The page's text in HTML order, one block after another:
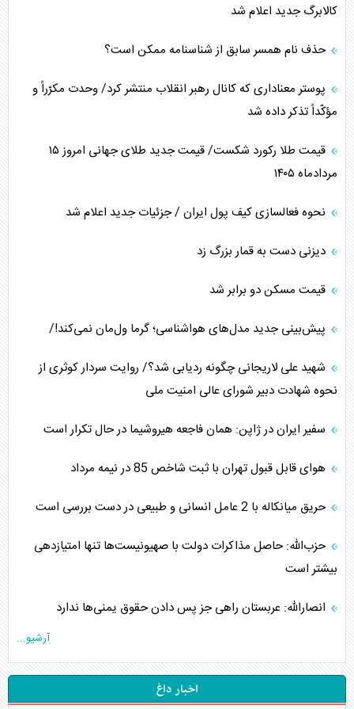
کالابرگ جدید اعلام شد
حذف نام همسر سابق از شناسنامه ممکن است؟
پوستر معناداری که کانال رهبر انقلاب منتشر کرد/ وحدت مکرّراً و
مؤکّداً تذکر داده شد
قیمت طلا رکورد شکست/ قیمت جدید طلای جهانی امروز ۱۵
مردادماه ۱۴۰۵
نحوه فعالسازی کیف پول ایران / جزئیات جدید اعلام شد
دیزنی دست به قمار بزرگ زد
قیمت مسکن دو برابر شد
پیش‌بینی جدید مدل‌های هواشناسی؛ گرما ول‌مان نمی‌کند!/
شهید علی لاریجانی چگونه ردیابی شد؟/ روایت سردار کوثری از
نحوه شهادت دبیر شورای عالی امنیت ملی
سفیر ایران در ژاپن: همان فاجعه هیروشیما در حال تکرار است
هوای قابل قبول تهران با ثبت شاخص 85 در نیمه مرداد
حریق میانکاله با 2 عامل انسانی و طبیعی در دست بررسی است
حزب‌الله: حاصل مذاکرات دولت با صهیونیست‌ها تنها امتیازدهی‌
بیشتر است
انصارالله: عربستان راهی جز پس دادن حقوق یمنی‌ها ندارد
آرشیو...
اخبار داغ